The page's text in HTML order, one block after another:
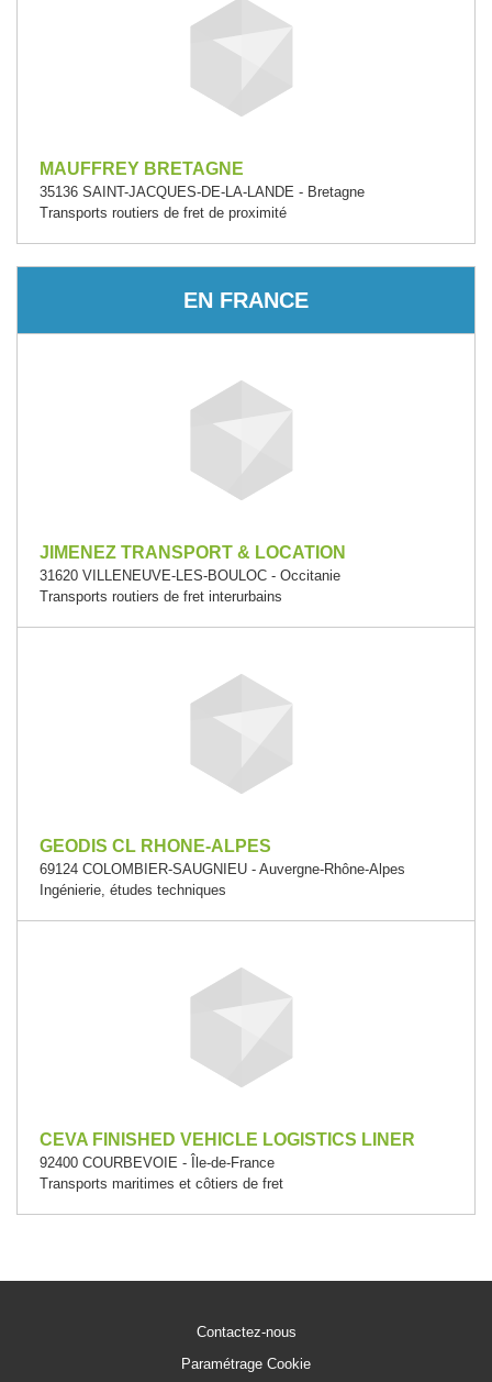
MAUFFREY BRETAGNE
35136 SAINT-JACQUES-DE-LA-LANDE - Bretagne
Transports routiers de fret de proximité
EN FRANCE
JIMENEZ TRANSPORT & LOCATION
31620 VILLENEUVE-LES-BOULOC - Occitanie
Transports routiers de fret interurbains
GEODIS CL RHONE-ALPES
69124 COLOMBIER-SAUGNIEU - Auvergne-Rhône-Alpes
Ingénierie, études techniques
CEVA FINISHED VEHICLE LOGISTICS LINER
92400 COURBEVOIE - Île-de-France
Transports maritimes et côtiers de fret
Contactez-nous
Paramétrage Cookie